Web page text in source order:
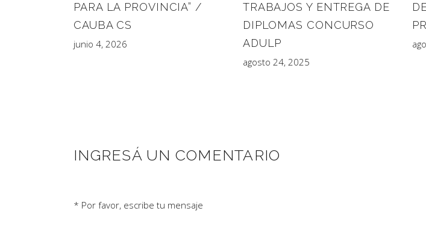
PARA LA PROVINCIA” /
CAUBA CS
junio 4, 2026
TRABAJOS Y ENTREGA DE
DIPLOMAS CONCURSO
ADULP
agosto 24, 2025
INGRESÁ UN COMENTARIO